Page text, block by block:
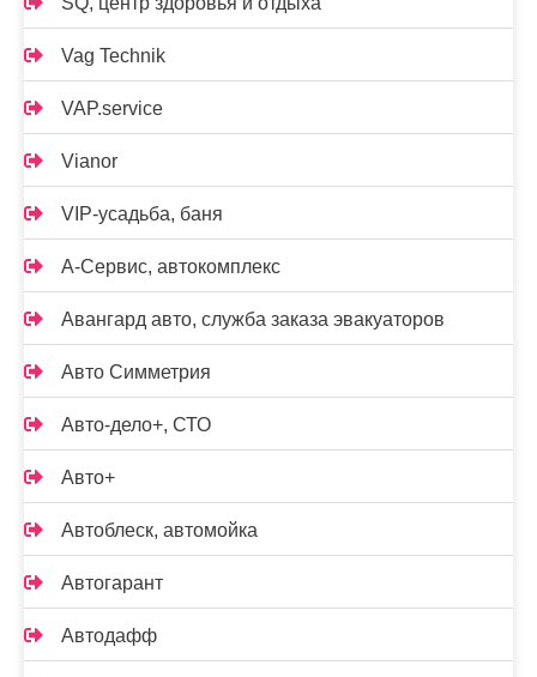
Vag Technik
VAP.service
Vianor
VIP-усадьба, баня
А-Сервис, автокомплекс
Авангард авто, служба заказа эвакуаторов
Авто Симметрия
Авто-дело+, СТО
Авто+
Автоблеск, автомойка
Автогарант
Автодафф